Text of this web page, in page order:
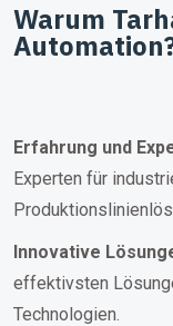
Warum
Automation
Erfahrung und
Experten für
Innovative
effektivsten
Technologien.